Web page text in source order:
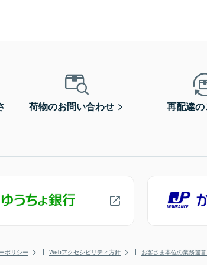
荷物のお問い合わせ 再配達
ポリシー Webアクセシビリティ方針 お客さま本位の業務運